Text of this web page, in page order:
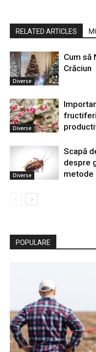
RELATED ARTICLES
Diverse
Cum să
Crăciun
Diverse
Diverse
Scapă
despre
metode
POPULARE